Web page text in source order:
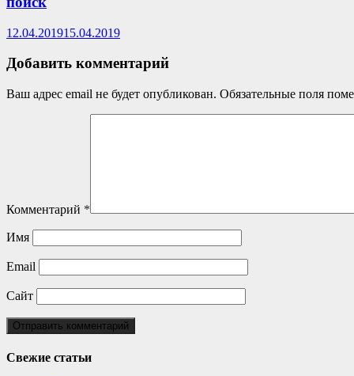
12.04.201915.04.2019
Добавить комментарий
Ваш адрес email не будет опубликован. Обязательные поля
Комментарий *
Имя
Email
Сайт
Свежие статьи